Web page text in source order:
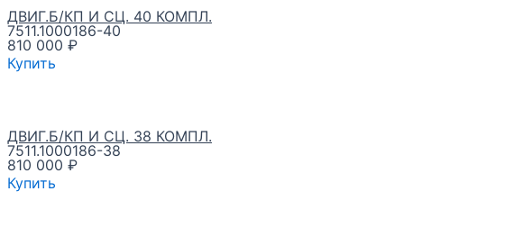
ДВИГ.Б/КП И СЦ. 40 КОМПЛ.
7511.1000186-40
810 000 ₽
Купить
ДВИГ.Б/КП И СЦ. 38 КОМПЛ.
7511.1000186-38
810 000 ₽
Купить